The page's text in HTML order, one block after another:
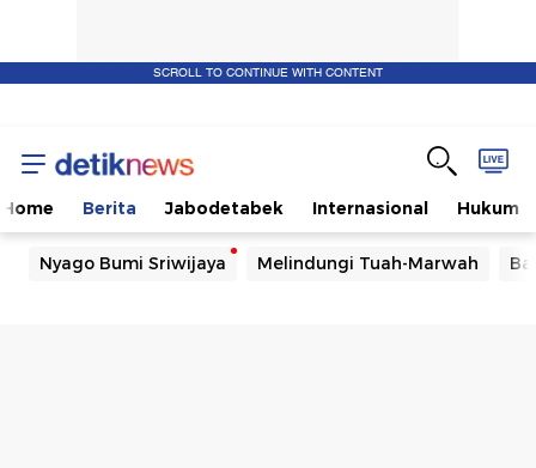
SCROLL TO CONTINUE WITH CONTENT
Home Berita Jabodetabek Internasional Hukum
Nyago Bumi Sriwijaya Melindungi Tuah-Marwah